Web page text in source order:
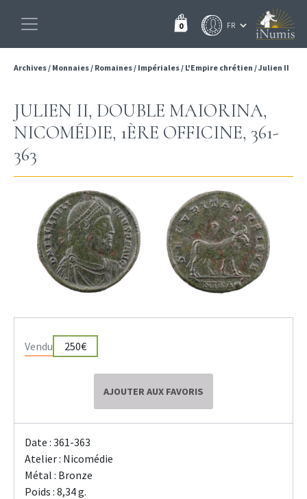
0
Archives/ Monnaies/ Romaines/ Impériales/ L'Empire chrétien /Julien II
JULIEN II, DOUBLE MAIORINA,
NICOMÉDIE, 1ÈRE OFFICINE, 361-
363
Vendu 250€
AJOUTER AUX FAVORIS
Date : 361-363
Atelier : Nicomédie
Métal : Bronze
Poids : 8,34 g.